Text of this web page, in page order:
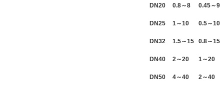
DN20 0.8～8 0.45～9
DN25 1～10 0.5～10
DN32 1.5～15 0.8～15
DN40 2～20 1～20
DN50 4～40 2～40